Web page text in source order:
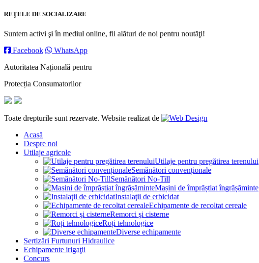
REŢELE DE SOCIALIZARE
Suntem activi şi în mediul online, fii alături de noi pentru noutăţi!
Facebook
WhatsApp
Autoritatea Națională pentru
Protecția Consumatorilor
Toate drepturile sunt rezervate. Website realizat de
Acasă
Despre noi
Utilaje agricole
Utilaje pentru pregătirea terenului
Semănători convenționale
Semănători No-Till
Mașini de împrăștiat îngrășăminte
Instalaţii de erbicidat
Echipamente de recoltat cereale
Remorci şi cisterne
Roți tehnologice
Diverse echipamente
Sertizări Furtunuri Hidraulice
Echipamente irigaţii
Concurs